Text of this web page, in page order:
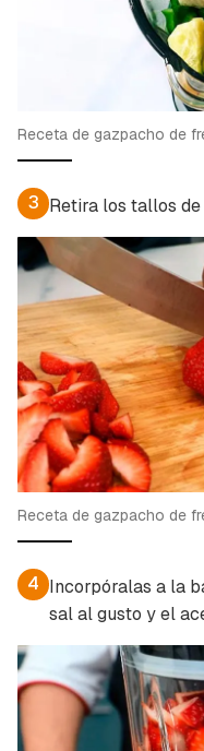
Receta de gazpacho de
3 Retira los tallos de
Receta de gazpacho de
4 Incorpóralas a la
sal al gusto y el